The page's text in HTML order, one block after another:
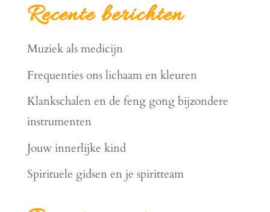
Recente berichten
Muziek als medicijn
Frequenties ons lichaam en kleuren
Klankschalen en de feng gong bijzondere
instrumenten
Jouw innerlijke kind
Spirituele gidsen en je spiritteam